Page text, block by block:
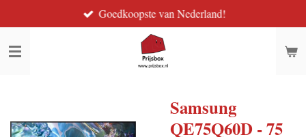
direct
naar
Goedkoopste van Nederland!
Samsung
QE75Q60D - 75